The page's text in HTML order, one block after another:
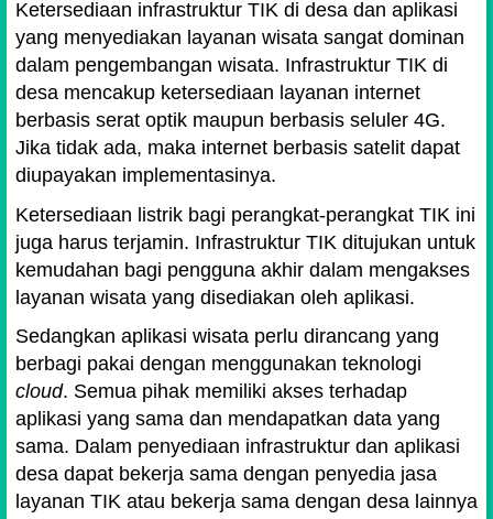
Ketersediaan infrastruktur TIK di desa dan aplikasi
yang menyediakan layanan wisata sangat dominan
dalam pengembangan wisata. Infrastruktur TIK di
desa mencakup ketersediaan layanan internet
berbasis serat optik maupun berbasis seluler 4G.
Jika tidak ada, maka internet berbasis satelit dapat
diupayakan implementasinya.
Ketersediaan listrik bagi perangkat-perangkat TIK ini
juga harus terjamin. Infrastruktur TIK ditujukan untuk
kemudahan bagi pengguna akhir dalam mengakses
layanan wisata yang disediakan oleh aplikasi.
Sedangkan aplikasi wisata perlu dirancang yang
berbagi pakai dengan menggunakan teknologi
cloud. Semua pihak memiliki akses terhadap
aplikasi yang sama dan mendapatkan data yang
sama. Dalam penyediaan infrastruktur dan aplikasi
desa dapat bekerja sama dengan penyedia jasa
layanan TIK atau bekerja sama dengan desa lainnya